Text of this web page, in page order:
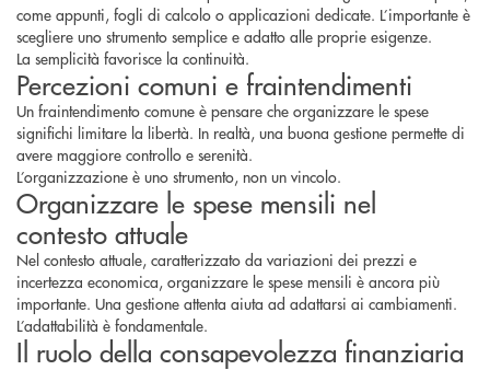
come appunti, fogli di calcolo o applicazioni dedicate. L’importante è
scegliere uno strumento semplice e adatto alle proprie esigenze.
La semplicità favorisce la continuità.
Percezioni comuni e fraintendimenti
Un fraintendimento comune è pensare che organizzare le spese
significhi limitare la libertà. In realtà, una buona gestione permette di
avere maggiore controllo e serenità.
L’organizzazione è uno strumento, non un vincolo.
Organizzare le spese mensili nel
contesto attuale
Nel contesto attuale, caratterizzato da variazioni dei prezzi e
incertezza economica, organizzare le spese mensili è ancora più
importante. Una gestione attenta aiuta ad adattarsi ai cambiamenti.
L’adattabilità è fondamentale.
Il ruolo della consapevolezza finanziaria